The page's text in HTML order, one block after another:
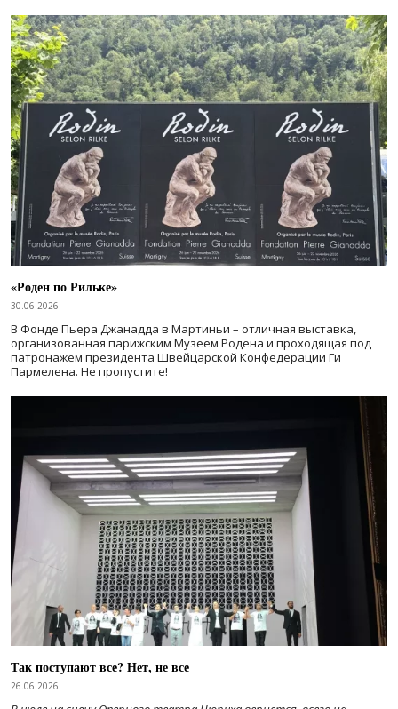
«Роден по Рильке»
30.06.2026
В Фонде Пьера Джанадда в Мартиньи – отличная выставка,
организованная парижским Музеем Родена и проходящая под
патронажем президента Швейцарской Конфедерации Ги
Пармелена. Не пропустите!
Так поступают все? Нет, не все
26.06.2026